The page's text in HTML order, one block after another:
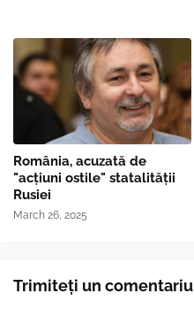
România, acuzată de
"acțiuni ostile" statalității
Rusiei
March 26, 2025
Trimiteți un comentariu